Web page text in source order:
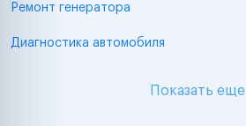
Ремонт генератора
Диагностика автомобиля
Показать еще